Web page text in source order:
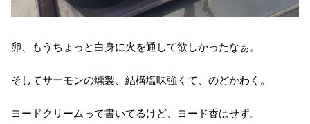
卵、もうちょっと白身に火を通して欲しかったなぁ。
そしてサーモンの燻製、結構塩味強くて、のどかわく。
ヨードクリームって書いてるけど、ヨード香はせず。